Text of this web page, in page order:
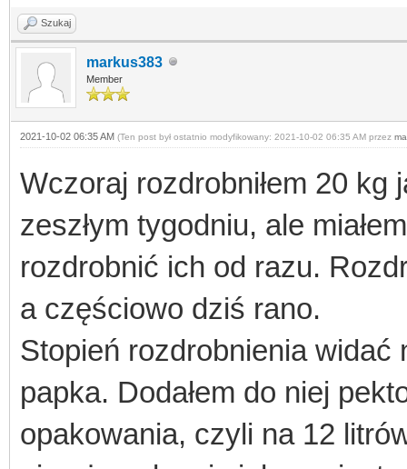
Szukaj
markus383
Member
2021-10-02 06:35 AM (Ten post był ostatnio modyfikowany: 2021-10-02 06:35 AM przez
Wczoraj rozdrobniłem 20 kg
zeszłym tygodniu, ale
rozdrobnić ich od razu.
a częściowo dziś rano.
Stopień rozdrobnienia widać
papka. Dodałem do niej
opakowania, czyli na 12